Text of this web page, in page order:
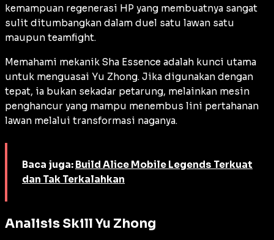
kemampuan regenerasi HP yang membuatnya sangat
sulit ditumbangkan dalam duel satu lawan satu
maupun teamfight.
Memahami mekanik Sha Essence adalah kunci utama
untuk menguasai Yu Zhong. Jika digunakan dengan
tepat, ia bukan sekadar petarung, melainkan mesin
penghancur yang mampu menembus lini pertahanan
lawan melalui transformasi naganya.
Baca juga: Build Alice Mobile Legends Terkuat
dan Tak Terkalahkan
Analisis Skill Yu Zhong